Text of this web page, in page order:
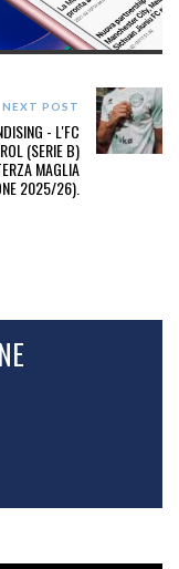
NEXT POST
- L'FC
(SERIE B)
MAGLIA
2025/26).